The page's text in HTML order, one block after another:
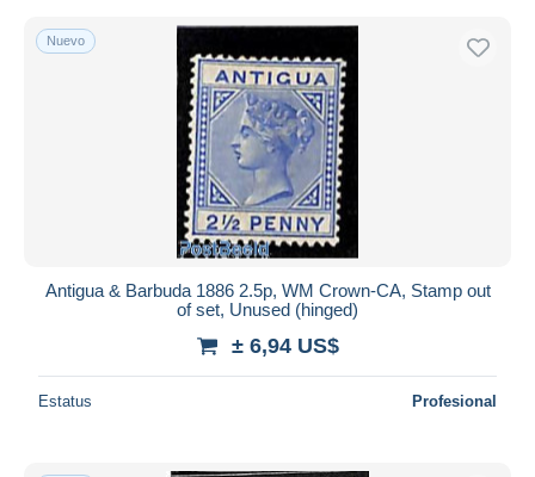
Nuevo
Antigua & Barbuda 1886 2.5p, WM Crown-CA, Stamp out
of set, Unused (hinged)
± 6,94 US$
Estatus Profesional